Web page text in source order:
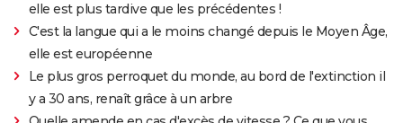
elle est plus tardive que les précédentes !
C'est la langue qui a le moins changé depuis le Moyen Âge,
elle est européenne
Le plus gros perroquet du monde, au bord de l'extinction il
y a 30 ans, renaît grâce à un arbre